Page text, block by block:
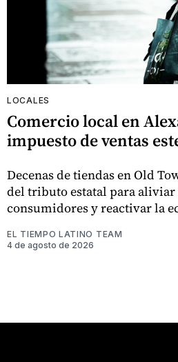
LOCALES
Comercio local en
impuesto de ventas
Decenas de tiendas en Old
del tributo estatal para
consumidores y reactivar la
EL TIEMPO LATINO TEAM
4 de agosto de 2026